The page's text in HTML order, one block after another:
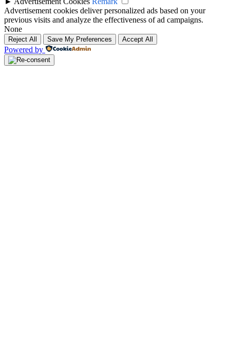
Advertisement cookies deliver personalized ads based on your
previous visits and analyze the effectiveness of ad campaigns.
None
Reject All Save My Preferences Accept All
Powered by